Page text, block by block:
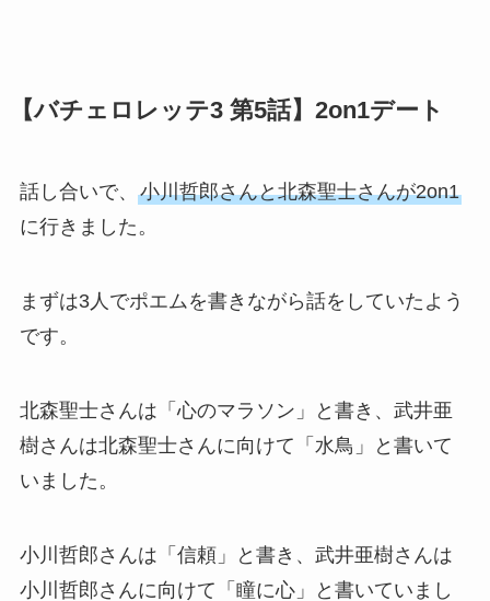
【バチェロレッテ3 第5話】2on1デート
話し合いで、 小川哲郎さんと北森聖士さんが2on1
に行きました。
まずは3人でポエムを書きながら話をしていたよう
です。
北森聖士さんは「心のマラソン」と書き、武井亜
樹さんは北森聖士さんに向けて「水鳥」と書いて
いました。
小川哲郎さんは「信頼」と書き、武井亜樹さんは
小川哲郎さんに向けて「瞳に心」と書いていまし